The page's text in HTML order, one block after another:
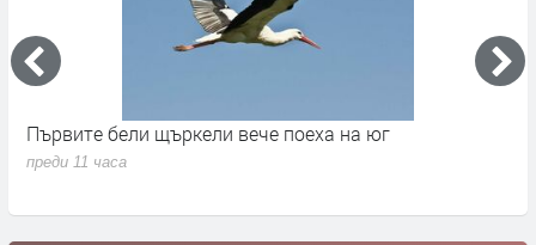
Първите бели щъркели вече поеха на юг
преди 11 часа